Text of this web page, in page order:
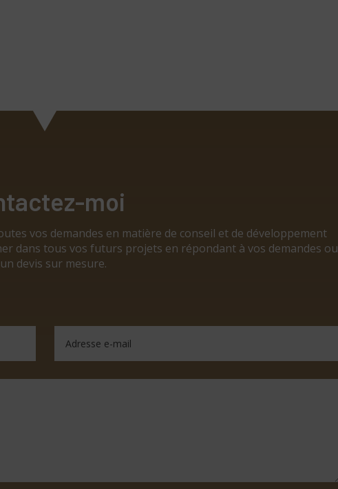
moi
vos demandes en matière de conseil et de développement
dans tous vos futurs projets en répondant à vos demandes ou
devis sur mesure.